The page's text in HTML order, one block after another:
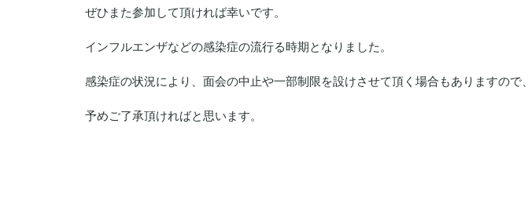
ぜひまた参加して頂ければ幸いです。
インフルエンザなどの感染症の流行る時期となりました。
感染症の状況により、面会の中止や一部制限を設けさせて頂く場合もありますので、
予めご了承頂ければと思います。